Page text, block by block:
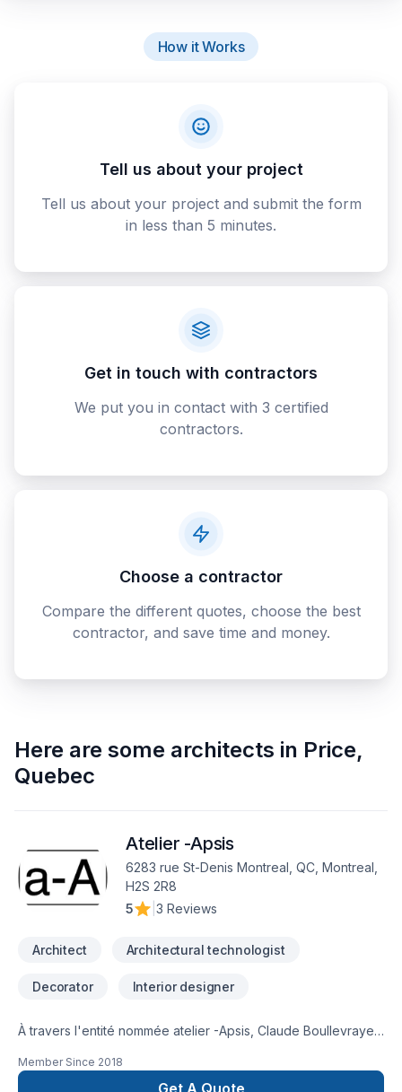
How it Works
Tell us about your project
Tell us about your project and submit the form
in less than 5 minutes.
Get in touch with contractors
We put you in contact with 3 certified
contractors.
Choose a contractor
Compare the different quotes, choose the best
contractor, and save time and money.
Here are some architects in Price,
Quebec
Atelier -Apsis
6283 rue St-Denis Montreal, QC, Montreal,
H2S 2R8
5
3 Reviews
Architect Architectural technologist
Decorator Interior designer
À travers l'entité nommée atelier -Apsis, Claude Boullevraye
Architectes du Québec. Il cumule presque 30 années de
pratique diversifiée. Il travaille régulièrement avec un
Member Since 2018
Get A Quote